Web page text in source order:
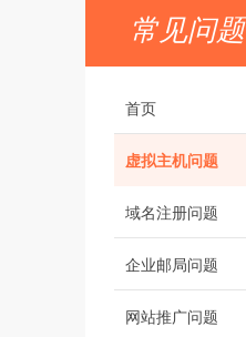
常见问题
首页
虚拟主机问题
域名注册问题
企业邮局问题
网站推广问题